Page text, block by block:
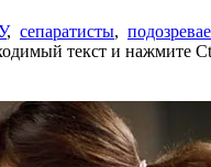
, сепаратисты,
текст и нажмите